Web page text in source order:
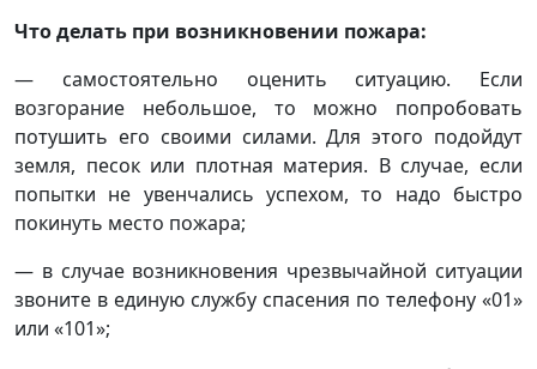
Что делать при возникновении пожара:
— самостоятельно оценить ситуацию. Если
возгорание небольшое, то можно попробовать
потушить его своими силами. Для этого подойдут
земля, песок или плотная материя. В случае, если
попытки не увенчались успехом, то надо быстро
покинуть место пожара;
— в случае возникновения чрезвычайной ситуации
звоните в единую службу спасения по телефону «01»
или «101»;